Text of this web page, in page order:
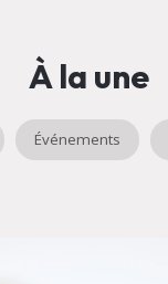
À la une
Événements